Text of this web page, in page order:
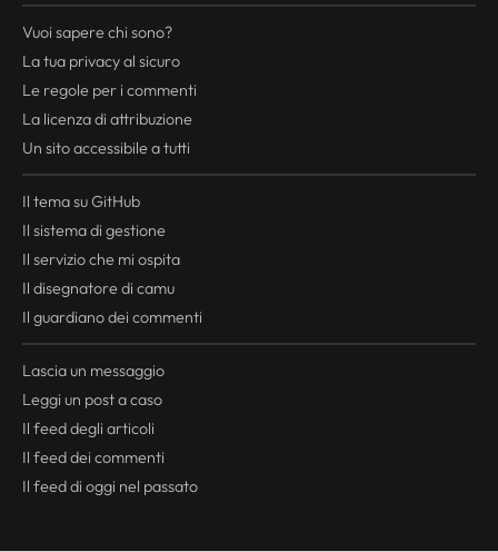
Vuoi sapere chi sono?
La tua privacyal sicuro
Le regole per i commenti
La licenza di attribuzione
Un sito accessibile a tutti
Il tema su GitHub
Il sistema di gestione
Il servizio che mi ospita
Il disegnatore di camu
Il guardiano dei commenti
Lascia un messaggio
Leggi un post a caso
Il feeddegli articoli
Il feeddei commenti
Il feeddi oggi nel passato